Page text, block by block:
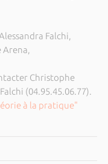
Falchi,
Arena,
Christophe
(04.95.45.06.77).
à la pratique"